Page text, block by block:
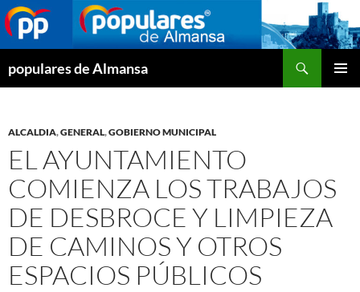
populares de Almansa
ALCALDIA,GENERAL,GOBIERNO MUNICIPAL
EL AYUNTAMIENTO
COMIENZA LOS TRABAJOS
DE DESBROCE Y LIMPIEZA
DE CAMINOS Y OTROS
ESPACIOS PÚBLICOS